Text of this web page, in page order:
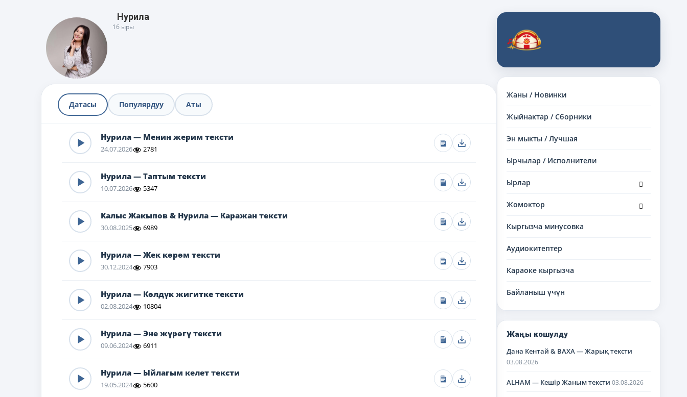
Жаны / Новинки
Жыйнактар / Сборники
Эн мыкты / Лучшая
Ырчылар / Исполнители
Ырлар
дочернее
Жомоктор
дочернее
Кыргызча минусовка
Аудиокитептер
Караоке кыргызча
Байланыш үчүн
Жаңы кошулду
Дана Кентай & BAXA — Жарық тексти
03.08.2026
ALHAM — Кешір Жаным тексти 03.08.2026
Нурила
16 ыры
Датасы Популярдуу Аты
Нурила — Менин жерим тексти
24.07.2026 2781
Нурила — Таптым тексти
10.07.2026 5347
Калыс Жакыпов & Нурила — Каражан тексти
30.08.2025 6989
Нурила — Жек көрөм тексти
30.12.2024 7903
Нурила — Көлдүк жигитке тексти
02.08.2024 10804
Нурила — Эне жүрөгү тексти
09.06.2024 6911
Нурила — Ыйлагым келет тексти
19.05.2024 5600